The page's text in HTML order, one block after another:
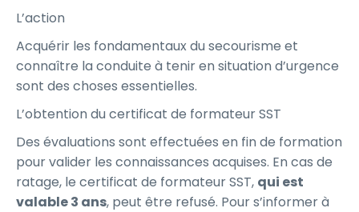
L’action
Acquérir les fondamentaux du secourisme et
connaître la conduite à tenir en situation d’urgence
sont des choses essentielles.
L’obtention du certificat de formateur SST
Des évaluations sont effectuées en fin de formation
pour valider les connaissances acquises. En cas de
ratage, le certificat de formateur SST, qui est
valable 3 ans, peut être refusé. Pour s’informer à